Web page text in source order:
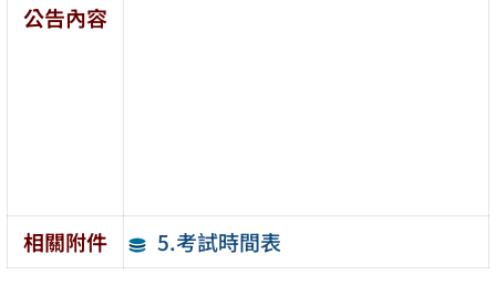
公告內容
相關附件 5.考試時間表